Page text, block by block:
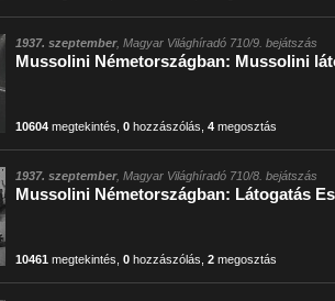
1937. szeptember, Magyar Világhíradó 710/9. bejátszás
Mussolini Németországban: Mussolini
10604 megtekintés ,0 hozzászólás ,4 megosztás
1937. szeptember, Magyar Világhíradó 710/8. bejátszás
Mussolini Németországban: Látogatás
10461 megtekintés ,0 hozzászólás ,2 megosztás